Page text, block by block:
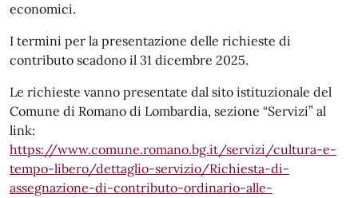
economici.
I termini per la presentazione delle richieste di
contributo scadono il 31 dicembre 2025.
Le richieste vanno presentate dal sito istituzionale del
Comune di Romano di Lombardia, sezione “Servizi” al
link:
https://www.comune.romano.bg.it/servizi/cultura-e-
tempo-libero/dettaglio-servizio/Richiesta-di-
assegnazione-di-contributo-ordinario-alle-